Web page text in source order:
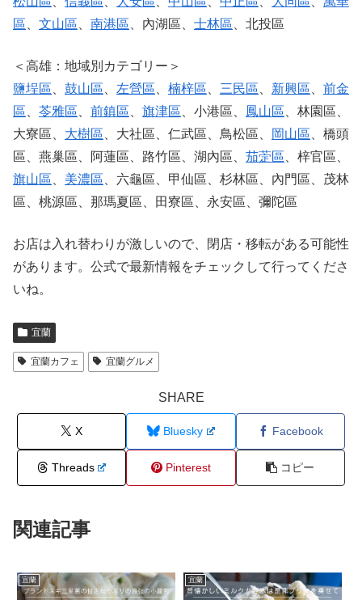
區
文山區 南港區 、內湖區、 士林區 、北投區
＜高雄：地域別カテゴリー＞
鹽埕區
鼓山區 左營區 楠梓區 三民區 新興區
前金
區
苓雅區 前鎮區 旗津區 、小港區、 鳳山區 、林園區、
大寮區、 大樹區 、大社區、仁武區、鳥松區、 岡山區 、橋頭
區、燕巢區、阿蓮區、路竹區、湖內區、 茄萣區 、梓官區、
旗山區
美濃區 、六龜區、甲仙區、杉林區、內門區、茂林
區、桃源區、那瑪夏區、田寮區、永安區、彌陀區
お店は入れ替わりが激しいので、閉店・移転がある可能性
があります。公式で最新情報をチェックして行ってくださ
いね。
宜蘭
宜蘭カフェ 宜蘭グルメ
SHARE
X Bluesky Facebook
Threads Pinterest コピー
関連記事
宜蘭 宜蘭